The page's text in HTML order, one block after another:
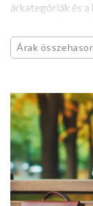
árkategóriák és a
Árak